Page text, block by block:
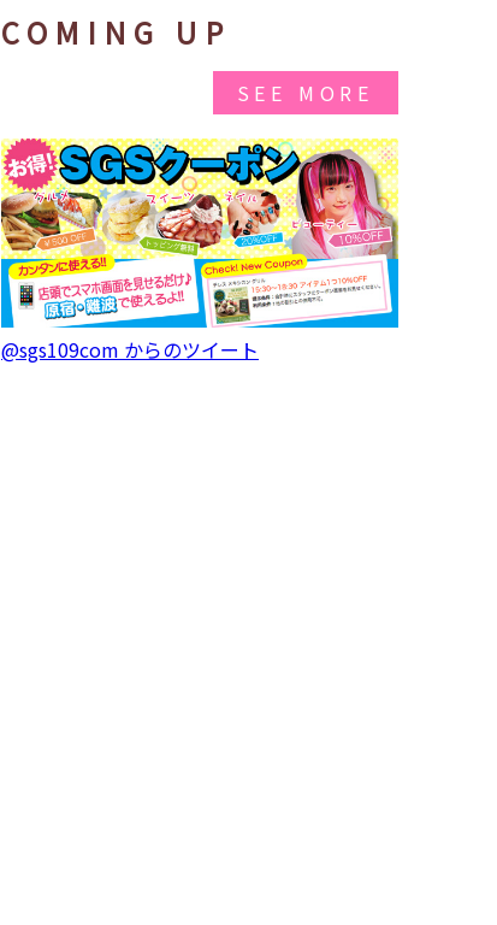
COMING UP
SEE MORE
@sgs109com からのツイート